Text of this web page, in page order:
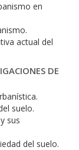
en
actual del
DE
suelo.
sus
del suelo.